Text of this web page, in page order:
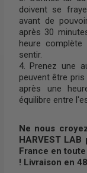
doivent se
avant de
après 30
heure
sentir.
4. Prenez une
peuvent être
après une
équilibre entre
Ne nous
HARVEST
France en
! Livraison en